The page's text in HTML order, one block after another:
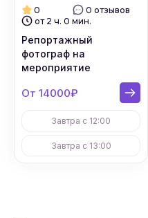
0
0 отзывов
от 2 ч. 0 мин.
Репортажный
фотограф на
мероприятие
От 14000₽
Завтра с 12:00
Завтра с 13:00